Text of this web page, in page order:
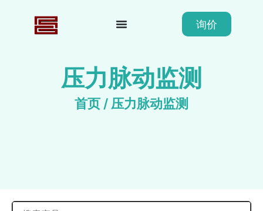
询价
压力脉动监测
首页 / 压力脉动监测